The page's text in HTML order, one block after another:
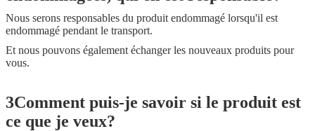
Nous serons responsables du produit endommagé lorsqu'il est
endommagé pendant le transport.
Et nous pouvons également échanger les nouveaux produits pour
vous.
3Comment puis-je savoir si le produit est
ce que je veux?